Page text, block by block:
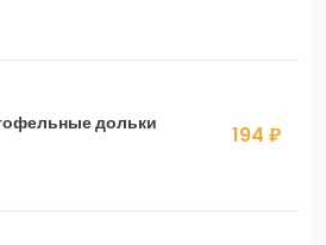
дольки
194 ₽